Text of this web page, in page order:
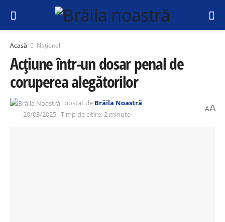
Acasă Național
Acțiune într-un dosar penal de
coruperea alegătorilor
postat de Brăila Noastră
20/03/2025 Timp de citire: 2 minute
AA